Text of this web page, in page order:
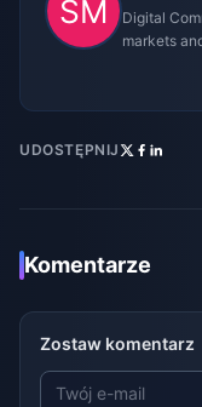
Digital
markets
UDOSTĘPNIJ
Komentarze
Zostaw komentarz